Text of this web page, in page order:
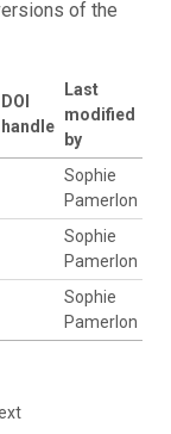
of the
DOI
handle
Last
modified
by
Sophie
Pamerlon
Sophie
Pamerlon
Sophie
Pamerlon